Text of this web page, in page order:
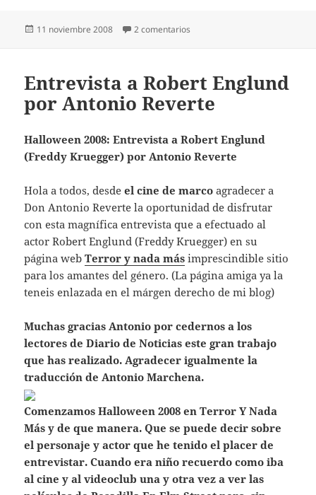
Publicado
11 noviembre 2008 2 comentarios
Entrevista a Robert Englund
por Antonio Reverte
Halloween 2008: Entrevista a Robert Englund
(Freddy Kruegger) por Antonio Reverte
Hola a todos, desdeel cine de marco agradecer a
Don Antonio Reverte la oportunidad de disfrutar
con esta magnífica entrevista que a efectuado al
actor Robert Englund (Freddy Kruegger) en su
página webTerror y nada más imprescindible sitio
para los amantes del género. (La página amiga ya la
teneis enlazada en el márgen derecho de mi blog)
Muchas gracias Antonio por cedernos a los
lectores de Diario de Noticias este gran trabajo
que has realizado. Agradecer igualmente la
traducción de Antonio Marchena.
Comenzamos Halloween 2008 en Terror Y Nada
Más y de que manera. Que se puede decir sobre
el personaje y actor que he tenido el placer de
entrevistar. Cuando era niño recuerdo como iba
al cine y al videoclub una y otra vez a ver las